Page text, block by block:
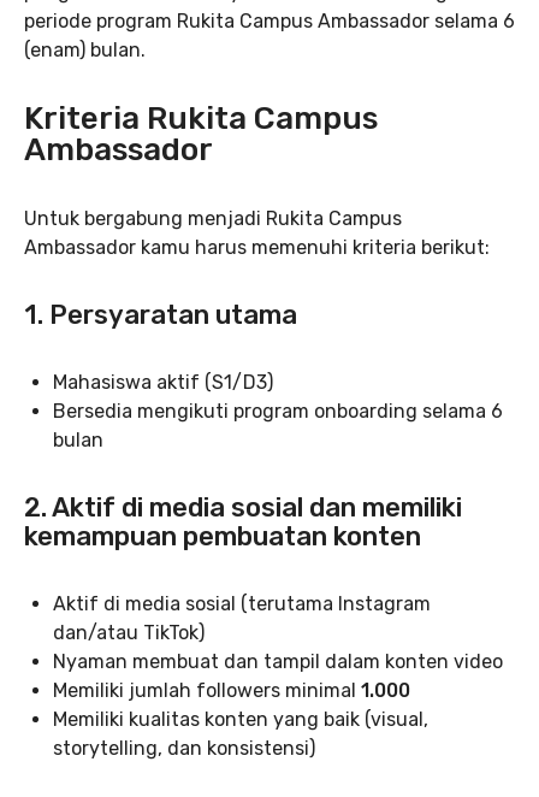
periode program Rukita Campus Ambassador selama 6
(enam) bulan.
Kriteria Rukita Campus
Ambassador
Untuk bergabung menjadi Rukita Campus
Ambassador kamu harus memenuhi kriteria berikut:
1. Persyaratan utama
Mahasiswa aktif (S1/D3)
Bersedia mengikuti program onboarding selama 6
bulan
2. Aktif di media sosial dan memiliki
kemampuan pembuatan konten
Aktif di media sosial (terutama Instagram
dan/atau TikTok)
Nyaman membuat dan tampil dalam konten video
Memiliki jumlah followers minimal 1.000
Memiliki kualitas konten yang baik (visual,
storytelling, dan konsistensi)